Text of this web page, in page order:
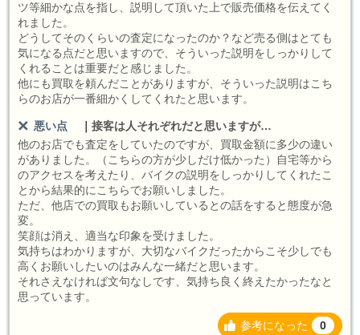
ツ等細かな点を指し、説明して頂いた上で販売価格を伝えてく
れました。
どうしてそのくらいの査定になったのか？など売る側はとても
気になる点だと思いますので、そういった説明をしっかりして
くれることは重要だと感じました。
他にも買取を頼んだことがありますが、そういった説明はこち
らのお店が一番細かくしてくれたと思います。
悪い点
接客は人それぞれだと思いますが…
他のお店でも査定をしていたのですが、買取金額に多少の違い
がありました。（こちらの方が少しだけ低かった）自宅等から
のアクセスを考えたり、バイクの説明をしっかりしてくれたこ
とから結果的にこちらでお願いしました。
ただ、他店での買取もお願いしているとの話をすると態度が急
変。
笑顔は消え、適当な印象を受けました。
気持ちはわかりますが、大切なバイクだったからこそ少しでも
高くお願いしたいのはみんな一緒だと思います。
それさえなければ文句なしです、気持ち良く終えたかったなと
思っています。
参考になった 0